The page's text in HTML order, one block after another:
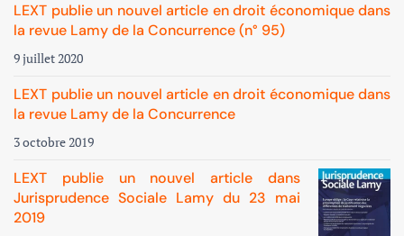
LEXT publie un nouvel article en droit économique dans
la revue Lamy de la Concurrence (n° 95)
9 juillet 2020
LEXT publie un nouvel article en droit économique dans
la revue Lamy de la Concurrence
3 octobre 2019
LEXT publie un nouvel article dans
Jurisprudence Sociale Lamy du 23 mai
2019